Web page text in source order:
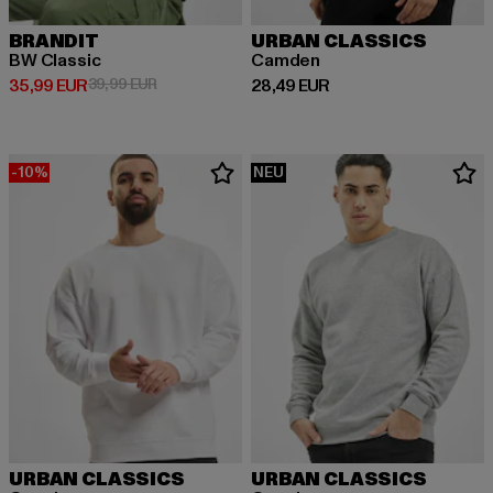
BRANDIT
BW Classic
35,99 EUR
Derzeitiger Preis: 35,99 EUR
39,99 EURAktionspreis: 39,99 EUR
URBAN CLASSICS
Camden
28,49 EUR
Derzeitiger Preis: 28,49 EUR
-10%
URBAN CLASSICS
NEU
URBAN CLASSICS